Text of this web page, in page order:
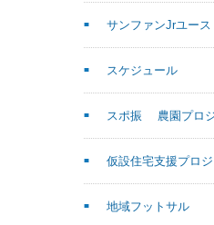
サンファンJrユース
スケジュール
スポ振 農園プロ
仮設住宅支援プロジ
地域フットサル